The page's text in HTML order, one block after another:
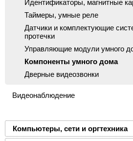
Идентификаторы, магнитные
Таймеры, умные реле
Датчики и комплектующие
протечки
Управляющие модули умного
Компоненты умного дома
Дверные видеозвонки
Видеонаблюдение
Компьютеры, сети и оргтехника